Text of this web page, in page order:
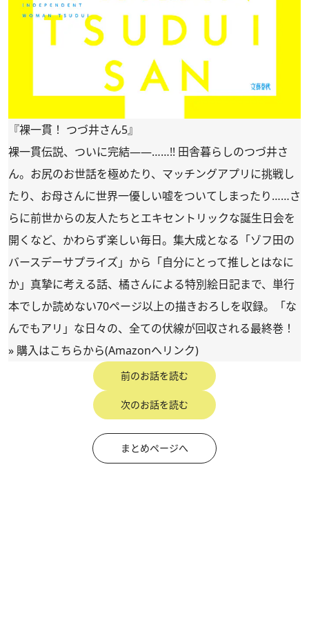
『裸一貫！ つづ井さん5』
裸一貫伝説、ついに完結――……!! 田舎暮らしのつづ井さ
ん。お尻のお世話を極めたり、マッチングアプリに挑戦し
たり、お母さんに世界一優しい嘘をついてしまったり……さ
らに前世からの友人たちとエキセントリックな誕生日会を
開くなど、かわらず楽しい毎日。集大成となる「ゾフ田の
バースデーサプライズ」から「自分にとって推しとはなに
か」真摯に考える話、橘さんによる特別絵日記まで、単行
本でしか読めない70ページ以上の描きおろしを収録。「な
んでもアリ」な日々の、全ての伏線が回収される最終巻！
» 購入はこちらから(Amazonへリンク)
前のお話を読む
次のお話を読む
まとめページへ